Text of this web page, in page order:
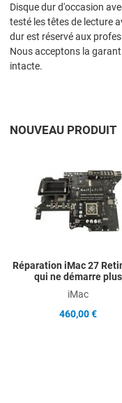
Disque dur d'occasion
testé les têtes de lecture
dur est réservé aux
Nous acceptons la
intacte.
NOUVEAU PRODUIT
Réparation iMac 27
qui ne démarre plus
iMac
460,00 €